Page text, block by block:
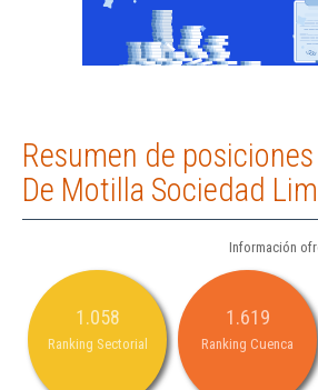
Resumen de
De Motilla Sociedad
Información
1.058
Ranking Sectorial
1.619
Ranking Cuenca